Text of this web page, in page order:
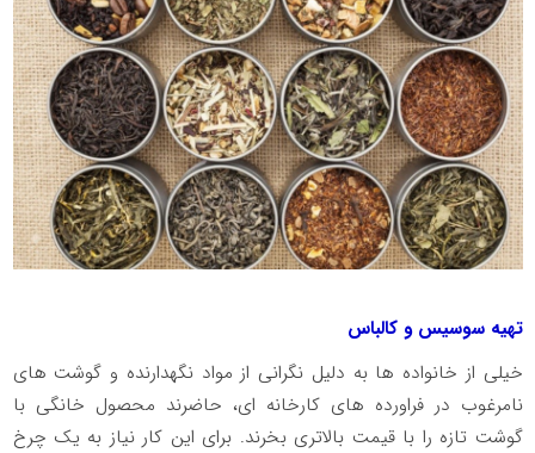
تهیه سوسیس و کالباس
خیلی از خانواده ها به دلیل نگرانی از مواد نگهدارنده و گوشت های
نامرغوب در فراورده های کارخانه ای، حاضرند محصول خانگی با
گوشت تازه را با قیمت بالاتری بخرند. برای این کار نیاز به یک چرخ